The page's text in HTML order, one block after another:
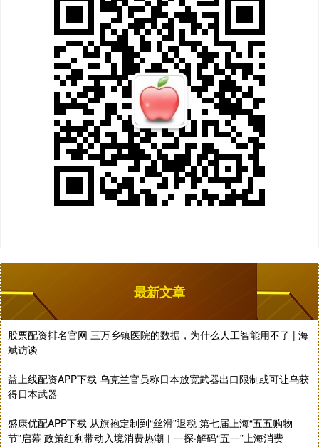
最新文章
股票配资排名官网 三万乡镇医院的数据，为什么人工智能用不了 | 海
斌访谈
益上线配资APP下载 乌克兰官员称日本放宽武器出口限制或可让乌获
得日本武器
盛康优配APP下载 从旗袍定制到“丝滑”退税 第七届上海“五五购物
节”启幕 政策红利带动入境消费热潮︱一探·解码“五一”上海消费